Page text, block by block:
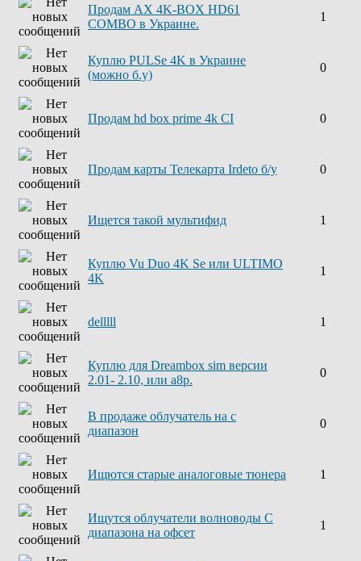
Продам AX 4K-BOX HD61
COMBO в Украине.
1
Куплю PULSe 4K в Украине
(можно б.у)
0
Продам hd box prime 4k CI 0
Продам карты Телекарта Irdeto б/у 0
Ищется такой мультифид 1
Куплю Vu Duo 4K Se или ULTIMO
4K
1
delllll 1
Куплю для Dreambox sim версии
2.01- 2.10, или а8р.
0
В продаже облучатель на с
диапазон
0
Ищются старые аналоговые тюнера 1
Ищутся облучатели волноводы С
диапазона на офсет
1